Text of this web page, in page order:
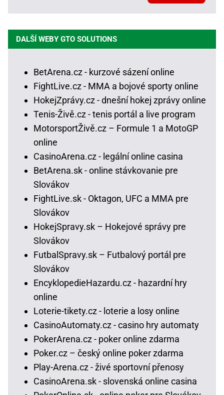
DALŠÍ WEBY GTO SOLUTIONS
BetArena.cz - kurzové sázení online
FightLive.cz - MMA a bojové sporty online
HokejZprávy.cz - dnešní hokej zprávy online
Tenis-Živě.cz - tenis portál a live program
MotorsportŽivě.cz – Formule 1 a MotoGP
online
CasinoArena.cz - legální online casina
BetArena.sk - online stávkovanie pre
Slovákov
FightLive.sk - Oktagon, UFC a MMA pre
Slovákov
HokejSpravy.sk – Hokejové správy pre
Slovákov
FutbalSpravy.sk – Futbalový portál pre
Slovákov
EncyklopedieHazardu.cz - hazardní hry
online
Loterie-tikety.cz - loterie a losy online
CasinoAutomaty.cz - casino hry automaty
PokerArena.cz - poker online zdarma
Poker.cz – český online poker zdarma
Play-Arena.cz - živé sportovní přenosy
CasinoArena.sk - slovenská online casina